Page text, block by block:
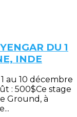
DU 1
INDE
au 10 décembre
: 500$Ce stage
Ground, à